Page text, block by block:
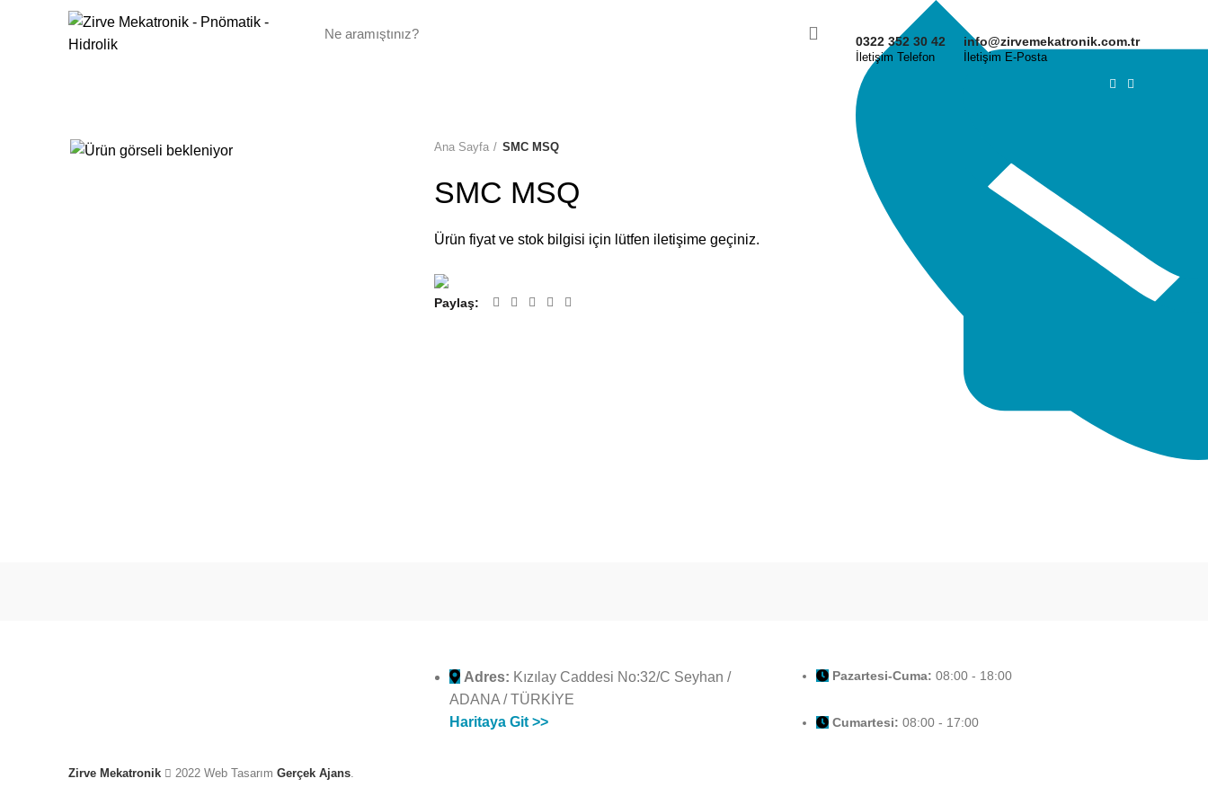
0322 352 30 42
İletişim Telefon
info@zirvemekatronik.com.tr
İletişim E-Posta
Ana Sayfa SMC MSQ
SMC MSQ
Ürün fiyat ve stok bilgisi için lütfen iletişime geçiniz.
Paylaş
Adres: Kızılay Caddesi No:32/C Seyhan /
ADANA / TÜRKİYE
Haritaya Git >>
Pazartesi-Cuma: 08:00 - 18:00
Cumartesi: 08:00 - 17:00
Zirve Mekatronik 2022 Web Tasarım Gerçek Ajans.